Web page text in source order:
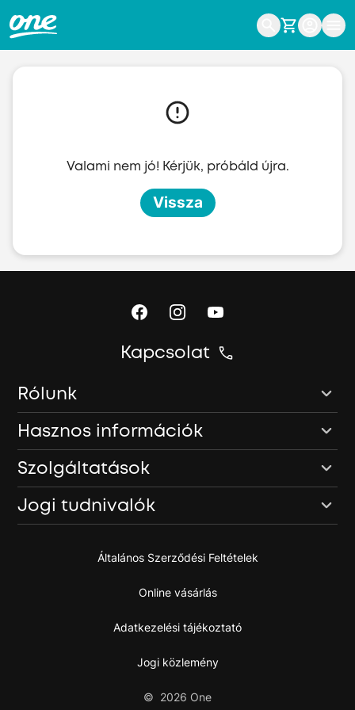
Valami nem jó! Kérjük, próbáld újra.
Vissza
Kapcsolat
Rólunk
Hasznos információk
Szolgáltatások
Jogi tudnivalók
Általános Szerződési Feltételek
Online vásárlás
Adatkezelési tájékoztató
Jogi közlemény
© 2026 One